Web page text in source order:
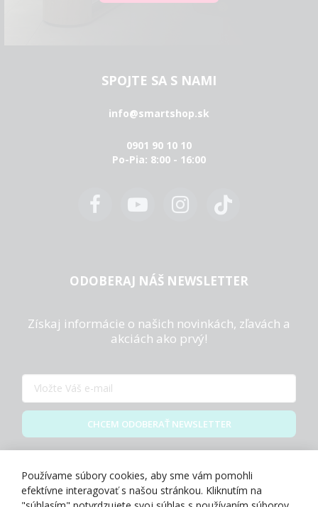
SPOJTE SA S NAMI
info@smartshop.sk
0901 90 10 10
Po-Pia: 8:00 - 16:00
ODOBERAJ NÁŠ NEWSLETTER
Získaj informácie o našich novinkách, zľavách a
akciách ako prvý!
CHCEM ODOBERAŤ NEWSLETTER
Používame súbory cookies, aby sme vám pomohli
efektívne interagovať s našou stránkou. Kliknutím na